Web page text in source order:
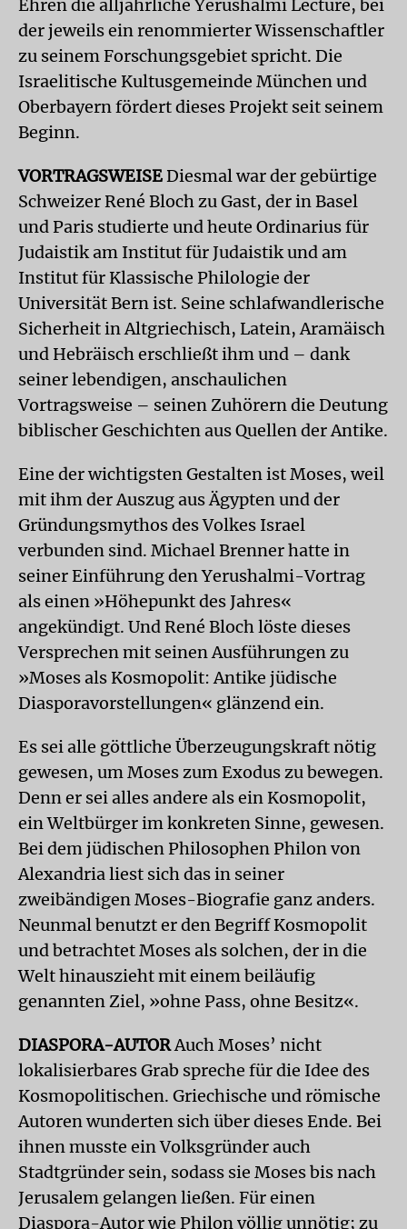
Ehren die alljährliche Yerushalmi Lecture, bei
der jeweils ein renommierter Wissenschaftler
zu seinem Forschungsgebiet spricht. Die
Israelitische Kultusgemeinde München und
Oberbayern fördert dieses Projekt seit seinem
Beginn.
VORTRAGSWEISE Diesmal war der gebürtige
Schweizer René Bloch zu Gast, der in Basel
und Paris studierte und heute Ordinarius für
Judaistik am Institut für Judaistik und am
Institut für Klassische Philologie der
Universität Bern ist. Seine schlafwandlerische
Sicherheit in Altgriechisch, Latein, Aramäisch
und Hebräisch erschließt ihm und – dank
seiner lebendigen, anschaulichen
Vortragsweise – seinen Zuhörern die Deutung
biblischer Geschichten aus Quellen der Antike.
Eine der wichtigsten Gestalten ist Moses, weil
mit ihm der Auszug aus Ägypten und der
Gründungsmythos des Volkes Israel
verbunden sind. Michael Brenner hatte in
seiner Einführung den Yerushalmi-Vortrag
als einen »Höhepunkt des Jahres«
angekündigt. Und René Bloch löste dieses
Versprechen mit seinen Ausführungen zu
»Moses als Kosmopolit: Antike jüdische
Diasporavorstellungen« glänzend ein.
Es sei alle göttliche Überzeugungskraft nötig
gewesen, um Moses zum Exodus zu bewegen.
Denn er sei alles andere als ein Kosmopolit,
ein Weltbürger im konkreten Sinne, gewesen.
Bei dem jüdischen Philosophen Philon von
Alexandria liest sich das in seiner
zweibändigen Moses-Biografie ganz anders.
Neunmal benutzt er den Begriff Kosmopolit
und betrachtet Moses als solchen, der in die
Welt hinauszieht mit einem beiläufig
genannten Ziel, »ohne Pass, ohne Besitz«.
DIASPORA-AUTORAuch Moses’ nicht
lokalisierbares Grab spreche für die Idee des
Kosmopolitischen. Griechische und römische
Autoren wunderten sich über dieses Ende. Bei
ihnen musste ein Volksgründer auch
Stadtgründer sein, sodass sie Moses bis nach
Jerusalem gelangen ließen. Für einen
Diaspora-Autor wie Philon völlig unnötig; zu